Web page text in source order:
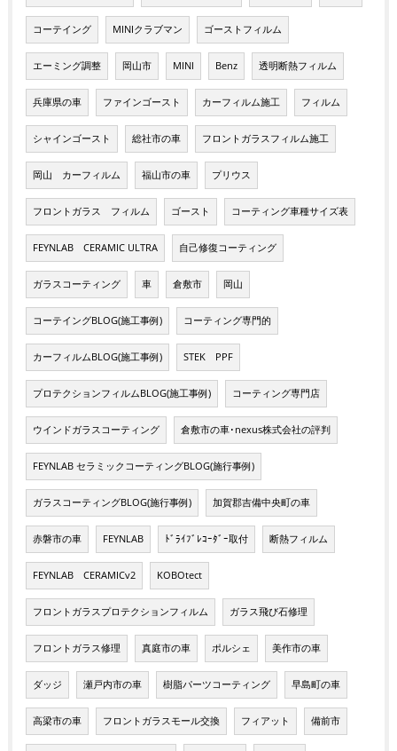
コーテイング MINIクラブマン ゴーストフィルム
エーミング調整 岡山市 MINI Benz 透明断熱フィルム
兵庫県の車 ファインゴースト カーフィルム施工 フィルム
シャインゴースト 総社市の車 フロントガラスフィルム施工
岡山 カーフィルム 福山市の車 プリウス
フロントガラス フィルム ゴースト コーティング車種サイズ表
FEYNLAB CERAMIC ULTRA 自己修復コーティング
ガラスコーティング 車 倉敷市 岡山
コーテイングBLOG(施工事例) コーティング専門的
カーフィルムBLOG(施工事例) STEK PPF
プロテクションフィルムBLOG(施工事例) コーティング専門店
ウインドガラスコーティング 倉敷市の車･nexus株式会社の評判
FEYNLAB セラミックコーティングBLOG(施行事例)
ガラスコーティングBLOG(施行事例) 加賀郡吉備中央町の車
赤磐市の車 FEYNLAB ﾄﾞﾗｲﾌﾞﾚｺｰﾀﾞｰ取付 断熱フィルム
FEYNLAB CERAMICv2 KOBOtect
フロントガラスプロテクションフィルム ガラス飛び石修理
フロントガラス修理 真庭市の車 ポルシェ 美作市の車
ダッジ 瀬戸内市の車 樹脂パーツコーティング 早島町の車
高梁市の車 フロントガラスモール交換 フィアット 備前市